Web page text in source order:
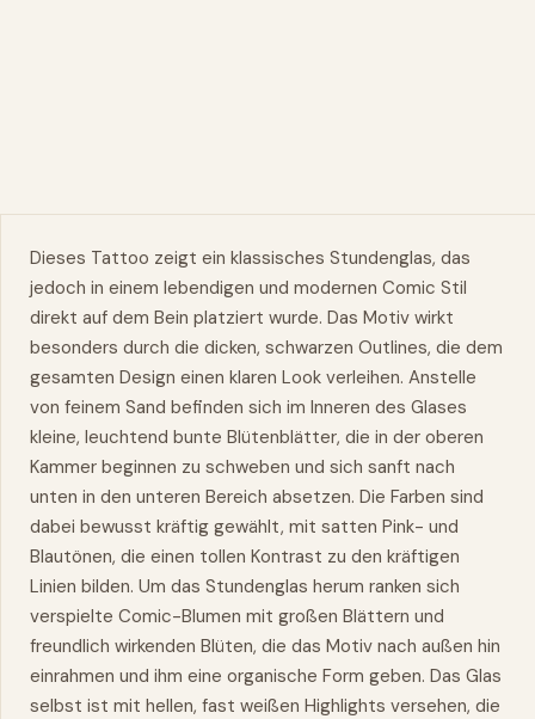
Dieses Tattoo zeigt ein klassisches Stundenglas, das
jedoch in einem lebendigen und modernen Comic Stil
direkt auf dem Bein platziert wurde. Das Motiv wirkt
besonders durch die dicken, schwarzen Outlines, die dem
gesamten Design einen klaren Look verleihen. Anstelle
von feinem Sand befinden sich im Inneren des Glases
kleine, leuchtend bunte Blütenblätter, die in der oberen
Kammer beginnen zu schweben und sich sanft nach
unten in den unteren Bereich absetzen. Die Farben sind
dabei bewusst kräftig gewählt, mit satten Pink- und
Blautönen, die einen tollen Kontrast zu den kräftigen
Linien bilden. Um das Stundenglas herum ranken sich
verspielte Comic-Blumen mit großen Blättern und
freundlich wirkenden Blüten, die das Motiv nach außen hin
einrahmen und ihm eine organische Form geben. Das Glas
selbst ist mit hellen, fast weißen Highlights versehen, die